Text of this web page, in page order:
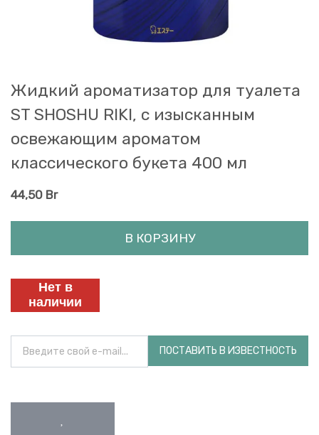
Жидкий ароматизатор для туалета
ST SHOSHU RIKI, с изысканным
освежающим ароматом
классического букета 400 мл
44,50 Br
В КОРЗИНУ
Нет в
наличии
ПОСТАВИТЬ В ИЗВЕСТНОСТЬ